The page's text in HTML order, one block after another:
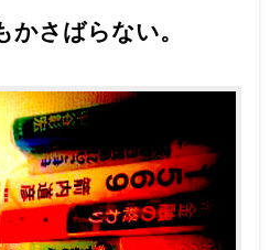
かさばらない。